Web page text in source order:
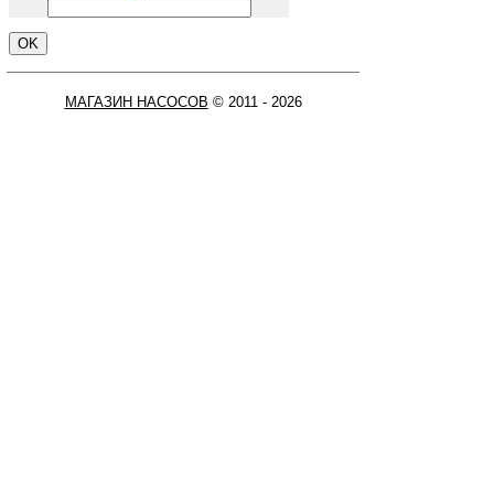
МАГАЗИН НАСОСОВ © 2011 - 2026